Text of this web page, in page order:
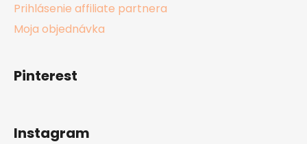
Prihlásenie affiliate partnera
Moja objednávka
Pinterest
Instagram